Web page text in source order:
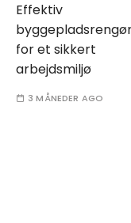
Effektiv
for et sikkert
arbejdsmiljø
3 MÅNEDER AGO